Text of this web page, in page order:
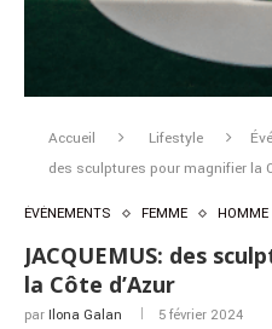
Accueil Lifestyle
des sculptures pour magnifier la
ÉVÉNEMENTS FEMME HOMME
JACQUEMUS: des
la Côte d’Azur
par Ilona Galan 5 février 2024